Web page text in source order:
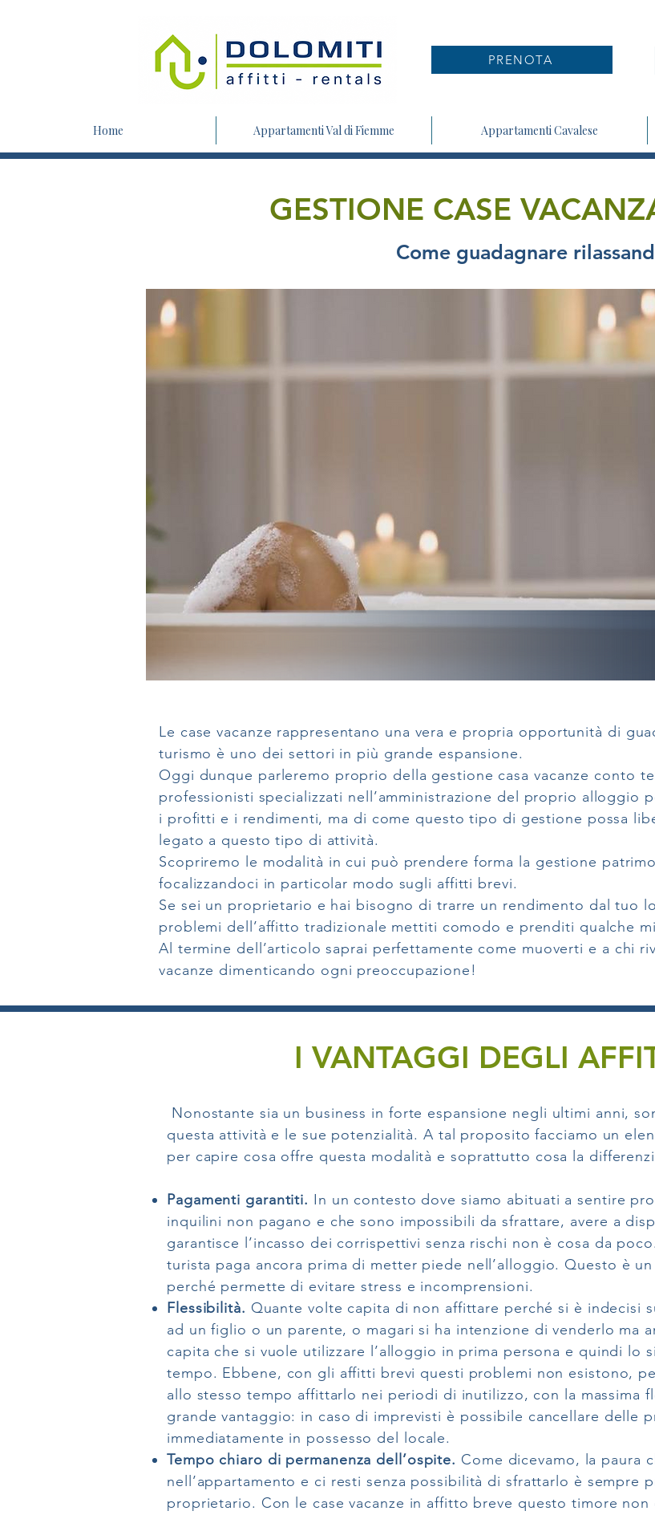
PRENOTA
Home Appartamenti Val di Fiemme Appartamenti Cavalese
GESTIONE CASE
Come guadagnare
Le case vacanze rappresentano una vera e propria opportunità di
turismo è uno dei settori in più grande espansione.
Oggi dunque parleremo proprio della gestione casa vacanze conto
professionisti specializzati nell’amministrazione del proprio alloggio
i profitti e i rendimenti, ma di come questo tipo di gestione possa
legato a questo tipo di attività.
Scopriremo le modalità in cui può prendere forma la gestione
focalizzandoci in particolar modo sugli affitti brevi.
Se sei un proprietario e hai bisogno di trarre un rendimento dal tuo
problemi dell’affitto tradizionale mettiti comodo e prenditi qualche
Al termine dell’articolo saprai perfettamente come muoverti e a chi
vacanze dimenticando ogni preoccupazione!
I VANTAGGI DEGLI
Nonostante sia un business in forte espansione negli ultimi anni,
questa attività e le sue potenzialità. A tal proposito facciamo un
per capire cosa offre questa modalità e soprattutto cosa la
Pagamenti garantiti. In un contesto dove siamo abituati a sentire
inquilini non pagano e che sono impossibili da sfrattare, avere a
garantisce l’incasso dei corrispettivi senza rischi non è cosa da
turista paga ancora prima di metter piede nell’alloggio. Questo è
perché permette di evitare stress e incomprensioni.
Flessibilità. Quante volte capita di non affittare perché si è indecisi
ad un figlio o un parente, o magari si ha intenzione di venderlo ma
capita che si vuole utilizzare l’alloggio in prima persona e quindi lo
tempo. Ebbene, con gli affitti brevi questi problemi non esistono,
allo stesso tempo affittarlo nei periodi di inutilizzo, con la massima
grande vantaggio: in caso di imprevisti è possibile cancellare delle
immediatamente in possesso del locale.
Tempo chiaro di permanenza dell’ospite. Come dicevamo, la paura
nell’appartamento e ci resti senza possibilità di sfrattarlo è sempre
proprietario. Con le case vacanze in affitto breve questo timore non